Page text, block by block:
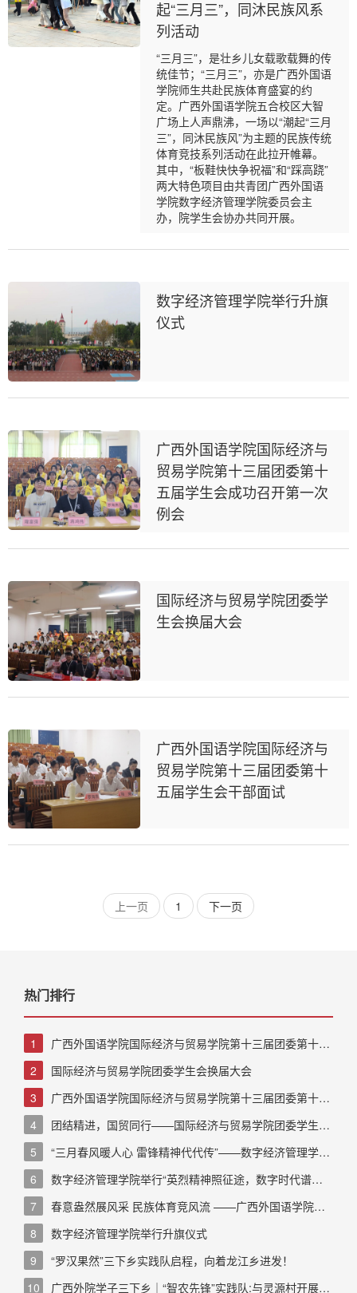
起“三月三”，同沐民族风系
列活动
“三月三”，是壮乡儿女载歌载舞的传
统佳节；“三月三”，亦是广西外国语
学院师生共赴民族体育盛宴的约
定。广西外国语学院五合校区大智
广场上人声鼎沸，一场以“潮起“三月
三”，同沐民族风”为主题的民族传统
体育竞技系列活动在此拉开帷幕。
其中，“板鞋快快争祝福”和“踩高跷”
两大特色项目由共青团广西外国语
学院数字经济管理学院委员会主
办，院学生会协办共同开展。
数字经济管理学院举行升旗
仪式
广西外国语学院国际经济与
贸易学院第十三届团委第十
五届学生会成功召开第一次
例会
国际经济与贸易学院团委学
生会换届大会
广西外国语学院国际经济与
贸易学院第十三届团委第十
五届学生会干部面试
上一页 1 下一页
热门排行
1
广西外国语学院国际经济与贸易学院第十三届团委第十五
届学生会成功召开第一次例会
2
国际经济与贸易学院团委学生会换届大会
3
广西外国语学院国际经济与贸易学院第十三届团委第十五
届学生会干部面试
4
团结精进，国贸同行——国际经济与贸易学院团委学生会
开展素质拓展活动
5
“三月春风暖人心 雷锋精神代代传”——数字经济管理学院
学雷锋月系列活动
6
数字经济管理学院举行“英烈精神照征途，数字时代谱新
篇”主题升旗仪式
7
春意盎然展风采 民族体育竞风流 ——广西外国语学院潮
起“三月三”，同沐民族风系列活动
8
数字经济管理学院举行升旗仪式
9
“罗汉果然”三下乡实践队启程，向着龙江乡进发！
10
广西外院学子三下乡｜“智农先锋”实践队:与灵源村开展